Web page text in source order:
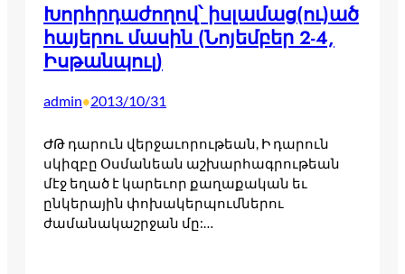
Խորհրդաժողով՝ իսլամաց(ու)ած
հայերու մասին (Նոյեմբեր 2-4,
Իսթանպուլ)
admin•2013/10/31
ԺԹ դարուն վերջաւորութեան, Ի դարուն
սկիզբը Օսմանեան աշխարհագրութեան
մէջ եղած է կարեւոր քաղաքական եւ
ընկերային փոխակերպումներու
ժամանակաշրջան մը:…